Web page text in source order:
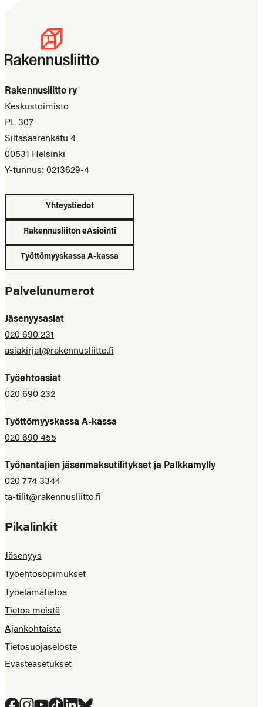
Rakennusliitto ry
Keskustoimisto
PL 307
Siltasaarenkatu 4
00531 Helsinki
Y-tunnus: 0213629-4
Yhteystiedot
Rakennusliiton eAsiointi
Työttömyyskassa A-kassa
Palvelunumerot
Jäsenyysasiat
020 690 231
asiakirjat@rakennusliitto.fi
Työehtoasiat
020 690 232
Työttömyyskassa A-kassa
020 690 455
Työnantajien jäsenmaksutilitykset ja Palkkamylly
020 774 3344
ta-tilit@rakennusliitto.fi
Pikalinkit
Jäsenyys
Työehtosopimukset
Työelämätietoa
Tietoa meistä
Ajankohtaista
Tietosuojaseloste
Evästeasetukset
Facebook
Instagram
YouTube
TiktokLinkedIn
Bluesky